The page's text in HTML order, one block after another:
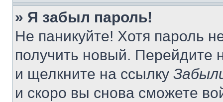
» Я забыл пароль!
Не паникуйте! Хотя пароль
получить новый. Перейдите
и щелкните на ссылку
и скоро вы снова сможете